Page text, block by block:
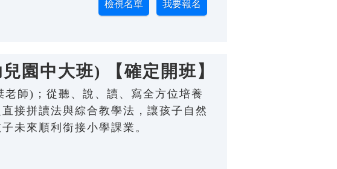
園中大班) 【確定開班】
師)；從聽、說、讀、寫全方位培養
接拼讀法與綜合教學法，讓孩子自然
未來順利銜接小學課業。